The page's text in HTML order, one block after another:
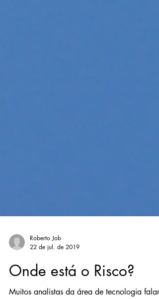
22 de jul. de 2019
Onde está o Risco?